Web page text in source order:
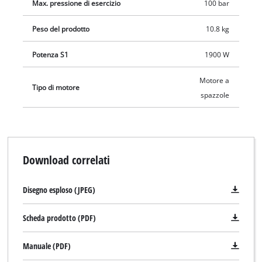
Max. pressione di esercizio 100 bar
Peso del prodotto 10.8 kg
Potenza S1 1900 W
Tipo di motore
Motore a
spazzole
Download correlati
Disegno esploso (JPEG)
Scheda prodotto (PDF)
Manuale (PDF)